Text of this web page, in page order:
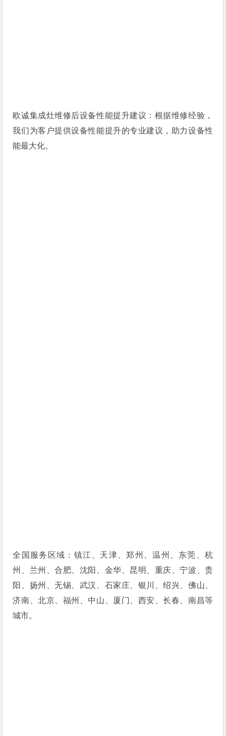
欧诚集成灶维修后设备性能提升建议：根据维修经验，
我们为客户提供设备性能提升的专业建议，助力设备性
能最大化。
全国服务区域：镇江、天津、郑州、温州、东莞、杭
州、兰州、合肥、沈阳、金华、昆明、重庆、宁波、贵
阳、扬州、无锡、武汉、石家庄、银川、绍兴、佛山、
济南、北京、福州、中山、厦门、西安、长春、南昌等
城市。